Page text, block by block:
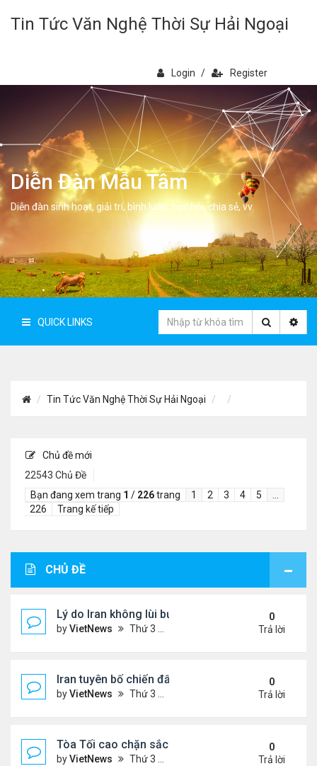
Tin Tức Văn Nghệ Thời Sự Hải Ngoại
Login / Register
Diễn Đàn Mẫu Tâm
Diễn đàn sinh hoạt, giải trí, bình luân, học hỏi, chia sẻ, vv.
QUICK LINKS
Tin Tức Văn Nghệ Thời Sự Hải Ngoại
Chủ đề mới
22543 Chủ Đề
Bạn đang xem trang 1 / 226trang 1 2 3 4 5
226
Trang kế tiếp
CHỦ ĐỀ
Lý do Iran không lùi bước trước lời đe dọa của
byVietNews Thứ 3 Tháng 8 04, 2026 4:32 pm
0
Trả lời
Iran tuyên bố chiến đấu vì Hormuz tới 'hơi thở
byVietNews Thứ 3 Tháng 7 14, 2026 4:29 pm
0
Trả lời
Tòa Tối cao chặn sắc lệnh xóa luật 'sinh ở Mỹ là
byVietNews Thứ 3 Tháng 6 30, 2026 5:52 pm
0
Trả lời